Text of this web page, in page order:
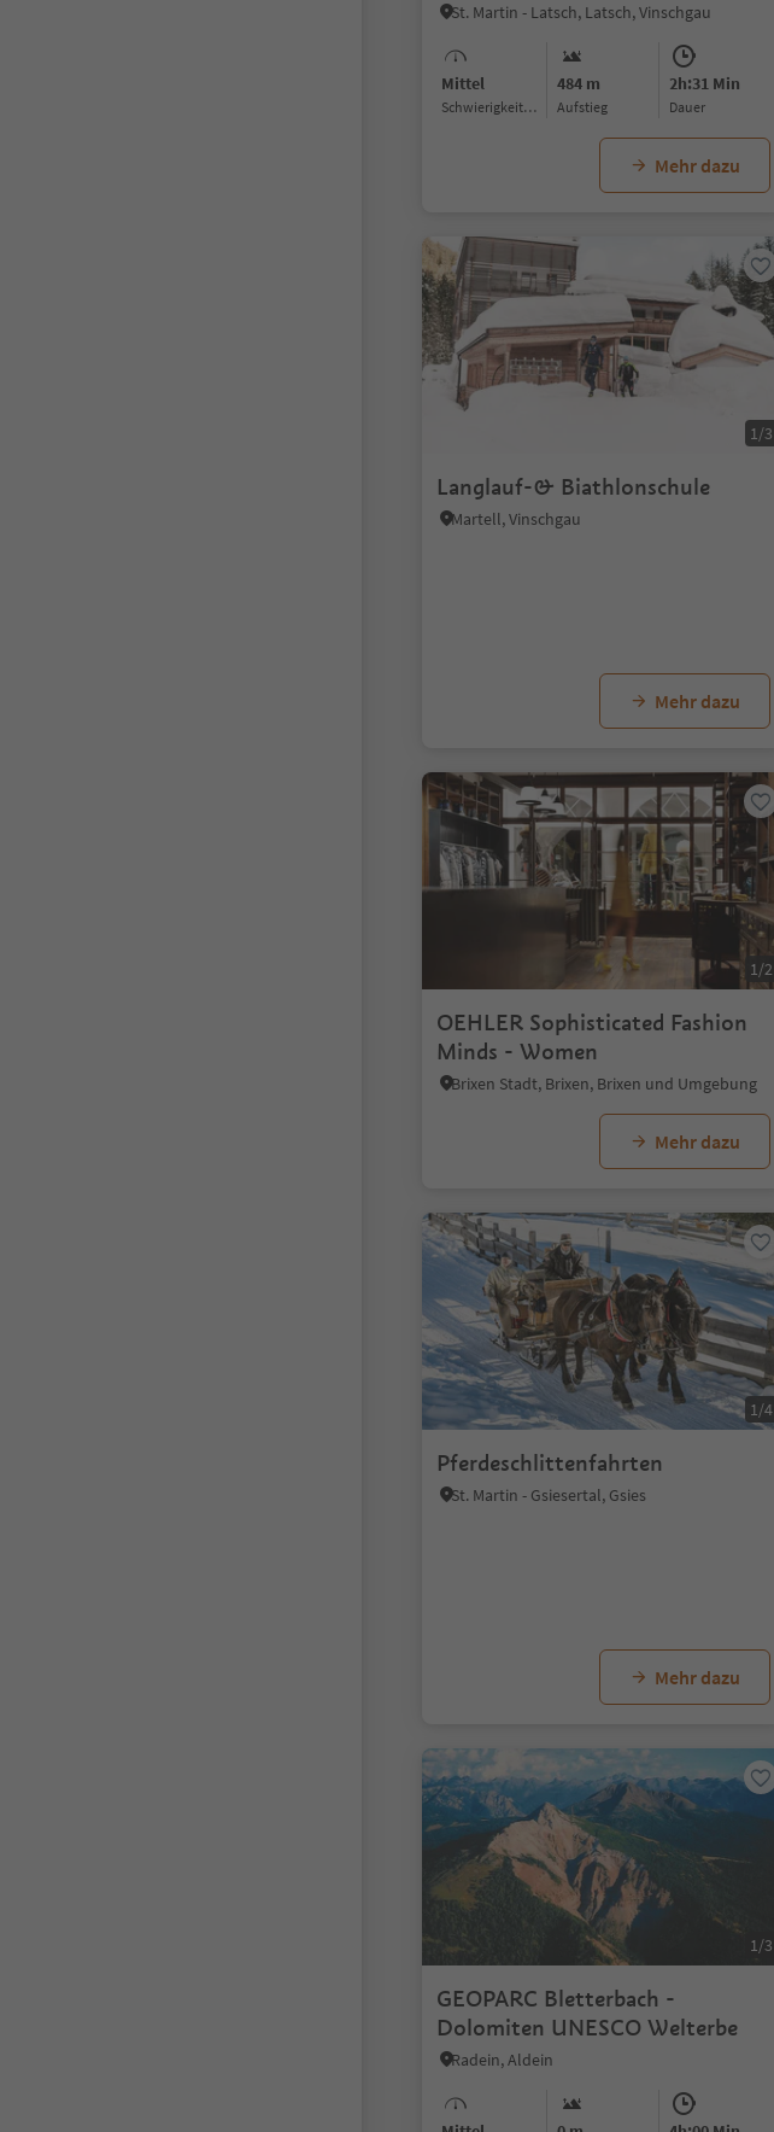
St. Martin - Latsch, Latsch, Vinschgau
Mittel
Schwierigkeitsgrad
484 m
Aufstieg
2h:31 Min
Dauer
Mehr dazu
1/3
Langlauf-& Biathlonschule
Martell, Vinschgau
Mehr dazu
1/2
OEHLER Sophisticated Fashion
Minds - Women
Brixen Stadt, Brixen, Brixen und Umgebung
Mehr dazu
1/4
Pferdeschlittenfahrten
St. Martin - Gsiesertal, Gsies
Mehr dazu
1/3
GEOPARC Bletterbach -
Dolomiten UNESCO Welterbe
Radein, Aldein